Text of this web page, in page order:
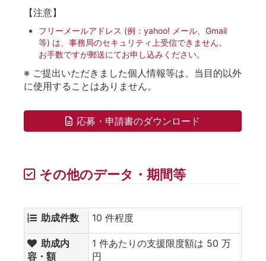
【注意】
フリーメールアドレス (例：yahoo! メール、Gmail
等) は、事務局のセキュリティ上受信できません。
お手数ですが郵送にてお申し込みください。
※ ご提出いただきました個人情報等は、当目的以外
に使用することはありません。
応募・申請書のダウンロード
その他のデータ・期間等
助成件数 10 件程度
助成内
容・額
1 件あたりの支援限度額は 50 万
円